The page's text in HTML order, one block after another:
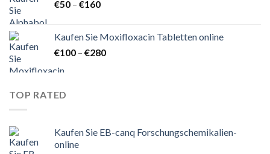
€50 – €160Preisspanne:
€160
Kaufen Sie Moxifloxacin Tabletten online
€100 – €280Preisspanne:
TOP RATED
Kaufen Sie EB-canq Forschungschemikalien-
online